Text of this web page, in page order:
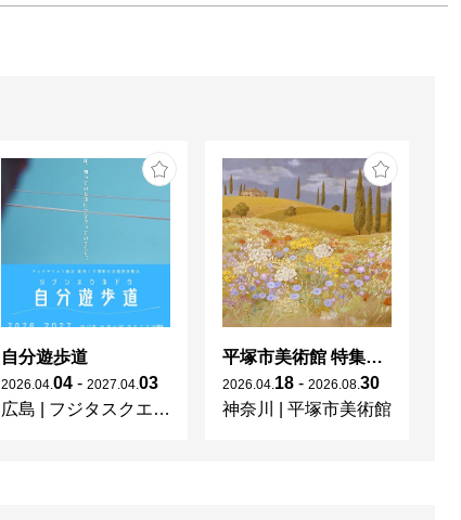
自分遊歩道
2026 04 04 - 2027 04 03
広島
フジタスクエアまるくる大野
平塚市美術館 特集展 花の表現、その多様性／特別展示 新収蔵品展
2026 04 18 - 2026 08 30
神奈川
平塚市美術館